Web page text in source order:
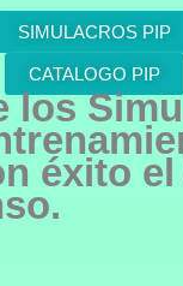
t
u
e
k
e
d
i
n
t
a
g
r
a
m
SIMULACROS PIP
CATALOGO PIP
los
éxito el